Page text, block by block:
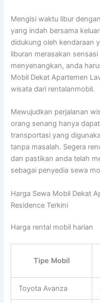
Mengisi waktu libur
yang indah bersama
didukung oleh kendaraan
liburan merasakan
menyenangkan, anda
Mobil Dekat Apartemen
wisata dari rentalanmobil.
Mewujudkan perjalanan
orang senang hanya
transportasi yang
tanpa masalah. Segera
dan pastikan anda telah
sebagai penyedia sewa
Harga Sewa Mobil Dekat
Residence Terkini
Harga rental mobil harian
Tipe Mobil
Toyota Avanza